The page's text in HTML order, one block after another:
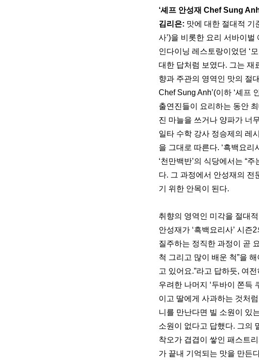
‘셰프 안성재 Chef Sung
김리은: 맛에 대한 절대적 기
사’)을 비롯한 요리 서바이
인다이닝 레스토랑이었던 ‘
대한 답처럼 보였다. 그는 재
향과 주관의 영역인 맛의 절
Chef Sung Anh’(이하 ‘셰프
출연진들이 요리하는 동안
진 마늘을 쓰거나 양파가 너
일타 수학 강사 정승제의 레
을 그대로 따른다. ‘흑백요
‘천만백반’의 식당에서는 “
다. 그 과정에서 안성재의 전
기 위한 안목이 된다.
취향의 영역인 미각을 절대
안성재가 ‘흑백요리사’ 시즌
질주하는 정직한 과정이 곧
척 그리고 많이 배운 척”을
고 있어요.”라고 답하듯, 여
우려한 나머지 ‘두바이 쫀득
이고 딸에게 사과하는 것처
니를 만난다면 빌 소원이 있
소원이 없다고 답했다. 그의
착오가 겹겹이 쌓인 패스트
가 끝내 기억되는 맛을 만든